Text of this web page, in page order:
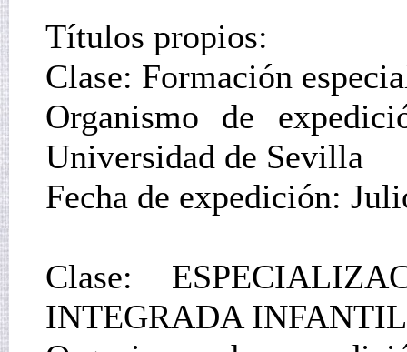
Títulos propios:
Clase: Formación
Organismo de
Universidad de Sevilla
Fecha de expedición:
Clase:
INTEGRADA